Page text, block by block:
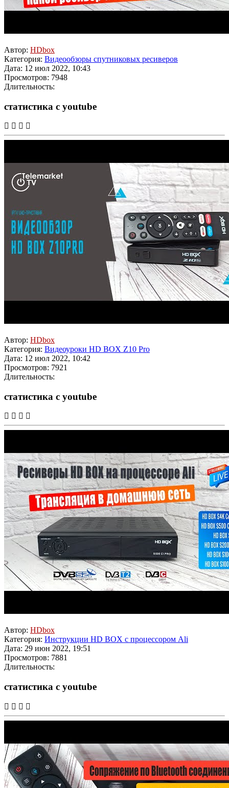
Автор: HDbox
Категория: Видеообзоры спутниковых ресиверов
Дата: 12 июл 2022, 10:43
Просмотров: 7948
Длительность:
статистика с youtube
Автор: HDbox
Категория: Видеоуроки HD BOX Z10 Pro
Дата: 12 июл 2022, 10:42
Просмотров: 7921
Длительность:
статистика с youtube
Автор: HDbox
Категория: Инструкции HD BOX с процессором Ali
Дата: 29 июн 2022, 19:51
Просмотров: 7881
Длительность:
статистика с youtube